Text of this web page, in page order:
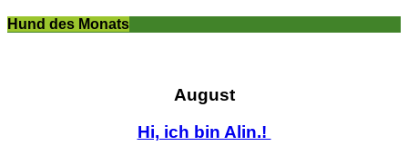
Hund des Monats
August
Hi, ich bin Alin.!